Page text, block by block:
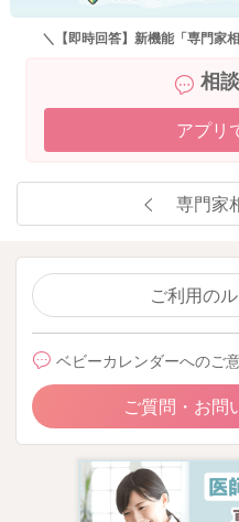
＼【即時回答】新機能「専門家
相
アプリ
専門家
ご利用の
ベビーカレンダーへのご
ご質問・お問